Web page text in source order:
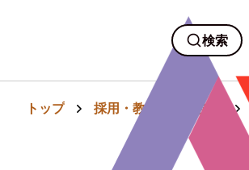
検索
トップ 採用・教育・人事労務